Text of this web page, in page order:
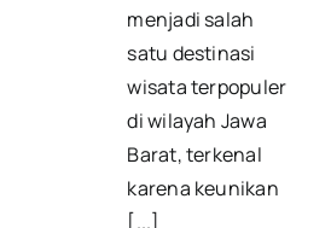
menjadi salah
satu destinasi
wisata terpopuler
di wilayah Jawa
Barat, terkenal
karena keunikan
[...]